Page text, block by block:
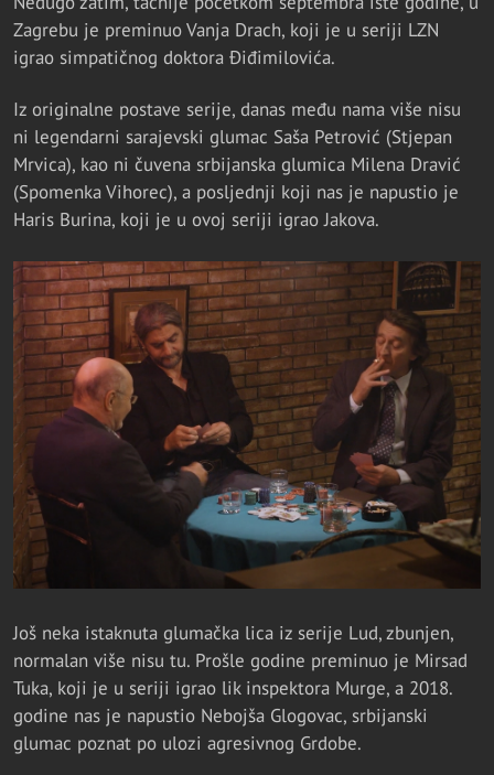
Zagrebu je preminuo Vanja Drach, koji je u seriji LZN
igrao simpatičnog doktora Điđimilovića.
Iz originalne postave serije, danas među nama više nisu
ni legendarni sarajevski glumac Saša Petrović (Stjepan
Mrvica), kao ni čuvena srbijanska glumica Milena Dravić
(Spomenka Vihorec), a posljednji koji nas je napustio je
Haris Burina, koji je u ovoj seriji igrao Jakova.
Još neka istaknuta glumačka lica iz serije Lud, zbunjen,
normalan više nisu tu. Prošle godine preminuo je Mirsad
Tuka, koji je u seriji igrao lik inspektora Murge, a 2018.
godine nas je napustio Nebojša Glogovac, srbijanski
glumac poznat po ulozi agresivnog Grdobe.